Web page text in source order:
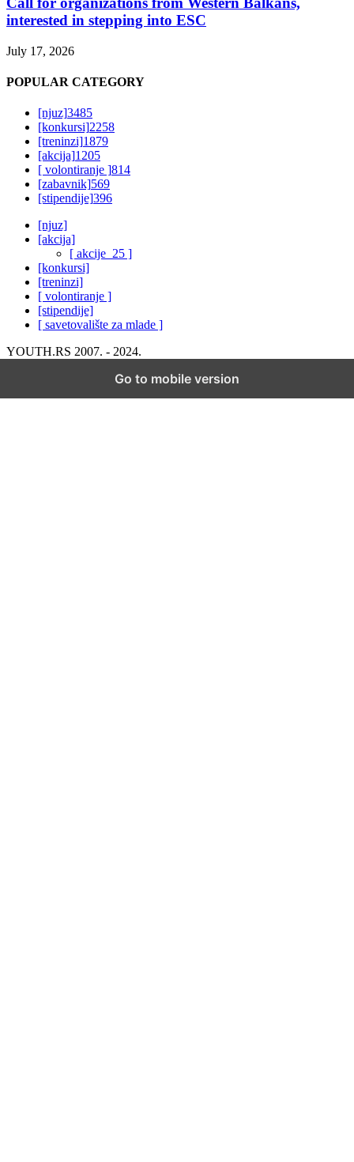
interested in stepping into ESC
July 17, 2026
POPULAR CATEGORY
[njuz]3485
[konkursi]2258
[treninzi]1879
[akcija]1205
[ volontiranje ]814
[zabavnik]569
[stipendije]396
[njuz]
[akcija]
[ akcije_25 ]
[konkursi]
[treninzi]
[ volontiranje ]
[stipendije]
[ savetovalište za mlade ]
YOUTH.RS 2007. - 2024.
Go to mobile version